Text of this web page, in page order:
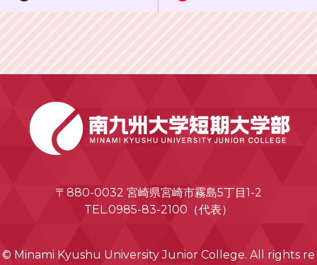
〒880-0032 宮崎県宮崎市霧島5丁目1-2
TEL.0985-83-2100（代表）
© Minami Kyushu University Junior College. All rights re